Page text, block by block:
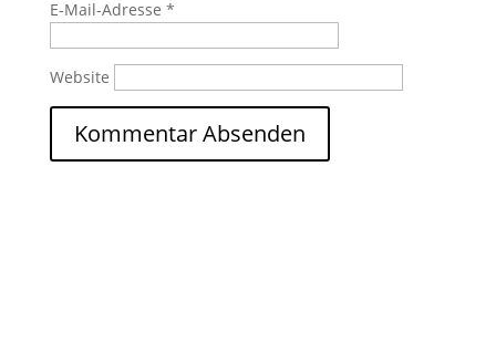
E-Mail-Adresse *
Website